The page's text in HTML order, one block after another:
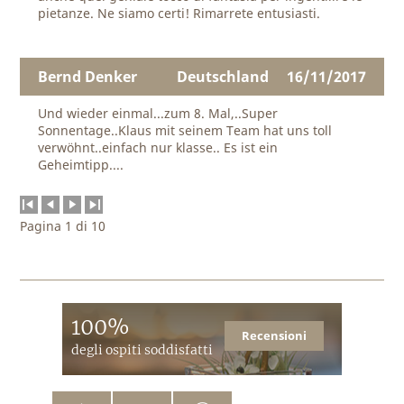
pietanze. Ne siamo certi! Rimarrete entusiasti.
Bernd Denker 16/11/2017
Deutschland
Und wieder einmal...zum 8. Mal,..Super
Sonnentage..Klaus mit seinem Team hat uns toll
verwöhnt..einfach nur klasse.. Es ist ein
Geheimtipp....
Pagina 1 di 10
100%
degli ospiti soddisfatti
Recensioni